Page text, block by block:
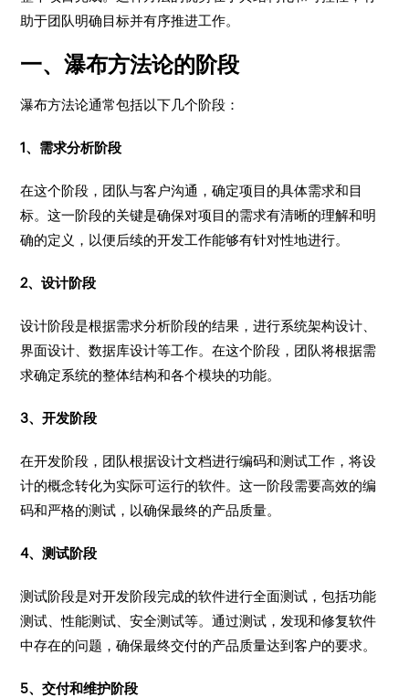
助于团队明确目标并有序推进工作。
一、瀑布方法论的阶段
瀑布方法论通常包括以下几个阶段：
1、需求分析阶段
在这个阶段，团队与客户沟通，确定项目的具体需求和目
标。这一阶段的关键是确保对项目的需求有清晰的理解和明
确的定义，以便后续的开发工作能够有针对性地进行。
2、设计阶段
设计阶段是根据需求分析阶段的结果，进行系统架构设计、
界面设计、数据库设计等工作。在这个阶段，团队将根据需
求确定系统的整体结构和各个模块的功能。
3、开发阶段
在开发阶段，团队根据设计文档进行编码和测试工作，将设
计的概念转化为实际可运行的软件。这一阶段需要高效的编
码和严格的测试，以确保最终的产品质量。
4、测试阶段
测试阶段是对开发阶段完成的软件进行全面测试，包括功能
测试、性能测试、安全测试等。通过测试，发现和修复软件
中存在的问题，确保最终交付的产品质量达到客户的要求。
5、交付和维护阶段